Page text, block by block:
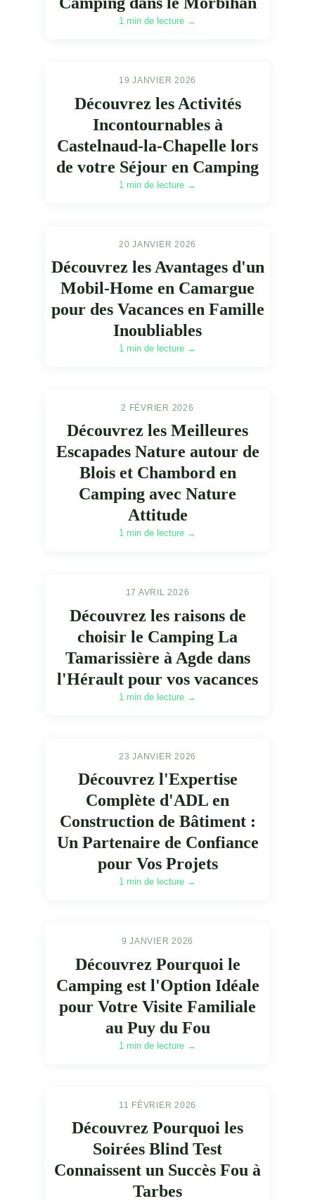
1 min de lecture →
19 JANVIER 2026
Découvrez les Activités
Incontournables à
Castelnaud-la-Chapelle lors
de votre Séjour en Camping
1 min de lecture →
20 JANVIER 2026
Découvrez les Avantages d'un
Mobil-Home en Camargue
pour des Vacances en Famille
Inoubliables
1 min de lecture →
2 FÉVRIER 2026
Découvrez les Meilleures
Escapades Nature autour de
Blois et Chambord en
Camping avec Nature
Attitude
1 min de lecture →
17 AVRIL 2026
Découvrez les raisons de
choisir le Camping La
Tamarissière à Agde dans
l'Hérault pour vos vacances
1 min de lecture →
23 JANVIER 2026
Découvrez l'Expertise
Complète d'ADL en
Construction de Bâtiment :
Un Partenaire de Confiance
pour Vos Projets
1 min de lecture →
9 JANVIER 2026
Découvrez Pourquoi le
Camping est l'Option Idéale
pour Votre Visite Familiale
au Puy du Fou
1 min de lecture →
11 FÉVRIER 2026
Découvrez Pourquoi les
Soirées Blind Test
Connaissent un Succès Fou à
Tarbes